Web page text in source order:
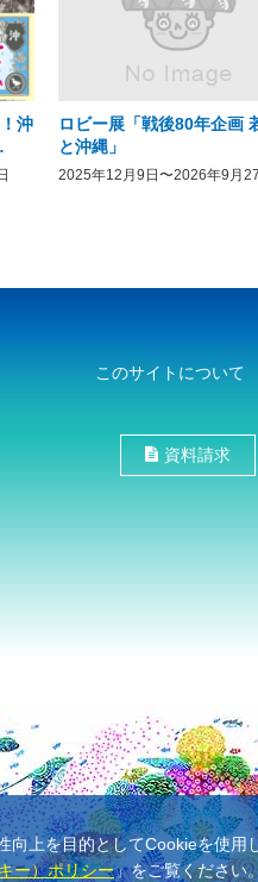
沖
ロビー展「戦後80年企画
と沖縄」
2025年12月9日〜2026年9月
このサイトについて
資料請求
向上を目的としてCookieを使
ー）ポリシー」をご覧ください。